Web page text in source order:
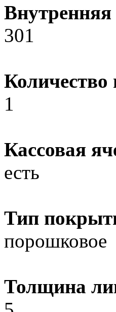
301
Количество
1
Кассовая
есть
Тип
порошковое
Толщина